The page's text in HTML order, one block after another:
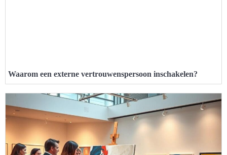
Waarom een externe vertrouwenspersoon inschakelen?